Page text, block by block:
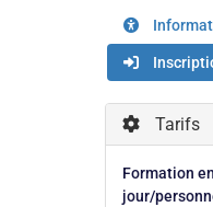
Tarifs
Formation
jour/